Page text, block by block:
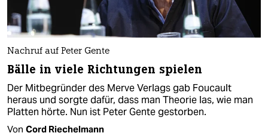
Nachruf auf Peter Gente
Bälle in viele Richtungen spielen
Der Mitbegründer des Merve Verlags gab Foucault
heraus und sorgte dafür, dass man Theorie las, wie man
Platten hörte. Nun ist Peter Gente gestorben.
Von Cord Riechelmann